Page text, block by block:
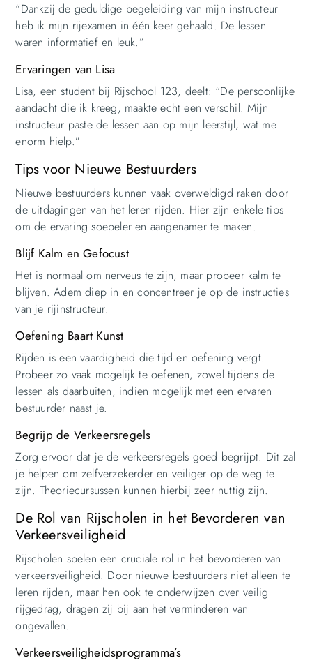
“Dankzij de geduldige begeleiding van mijn instructeur
heb ik mijn rijexamen in één keer gehaald. De lessen
waren informatief en leuk.”
Ervaringen van Lisa
Lisa, een student bij Rijschool 123, deelt: “De persoonlijke
aandacht die ik kreeg, maakte echt een verschil. Mijn
instructeur paste de lessen aan op mijn leerstijl, wat me
enorm hielp.”
Tips voor Nieuwe Bestuurders
Nieuwe bestuurders kunnen vaak overweldigd raken door
de uitdagingen van het leren rijden. Hier zijn enkele tips
om de ervaring soepeler en aangenamer te maken.
Blijf Kalm en Gefocust
Het is normaal om nerveus te zijn, maar probeer kalm te
blijven. Adem diep in en concentreer je op de instructies
van je rijinstructeur.
Oefening Baart Kunst
Rijden is een vaardigheid die tijd en oefening vergt.
Probeer zo vaak mogelijk te oefenen, zowel tijdens de
lessen als daarbuiten, indien mogelijk met een ervaren
bestuurder naast je.
Begrijp de Verkeersregels
Zorg ervoor dat je de verkeersregels goed begrijpt. Dit zal
je helpen om zelfverzekerder en veiliger op de weg te
zijn. Theoriecursussen kunnen hierbij zeer nuttig zijn.
De Rol van Rijscholen in het Bevorderen van
Verkeersveiligheid
Rijscholen spelen een cruciale rol in het bevorderen van
verkeersveiligheid. Door nieuwe bestuurders niet alleen te
leren rijden, maar hen ook te onderwijzen over veilig
rijgedrag, dragen zij bij aan het verminderen van
ongevallen.
Verkeersveiligheidsprogramma’s